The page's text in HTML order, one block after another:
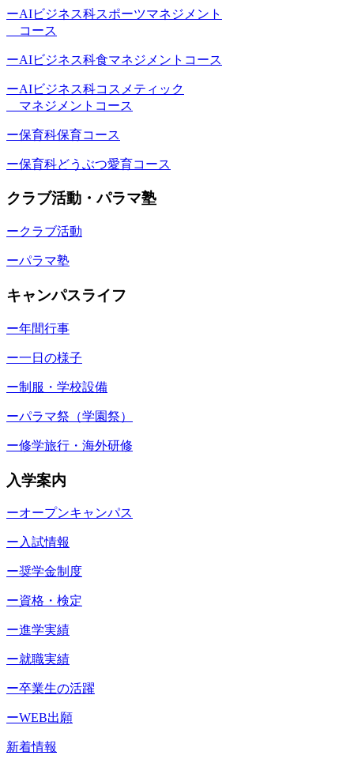
ーAIビジネス科スポーツマネジメント
コース
ーAIビジネス科食マネジメントコース
ーAIビジネス科コスメティック
マネジメントコース
ー保育科保育コース
ー保育科どうぶつ愛育コース
クラブ活動・パラマ塾
ークラブ活動
ーパラマ塾
キャンパスライフ
ー年間行事
ー一日の様子
ー制服・学校設備
ーパラマ祭（学園祭）
ー修学旅行・海外研修
入学案内
ーオープンキャンパス
ー入試情報
ー奨学金制度
ー資格・検定
ー進学実績
ー就職実績
ー卒業生の活躍
ーWEB出願
新着情報